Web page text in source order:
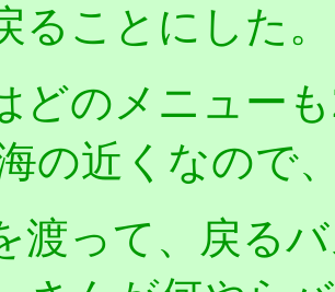
ることにした。
どのメニュー
の近くなので
渡って、戻る